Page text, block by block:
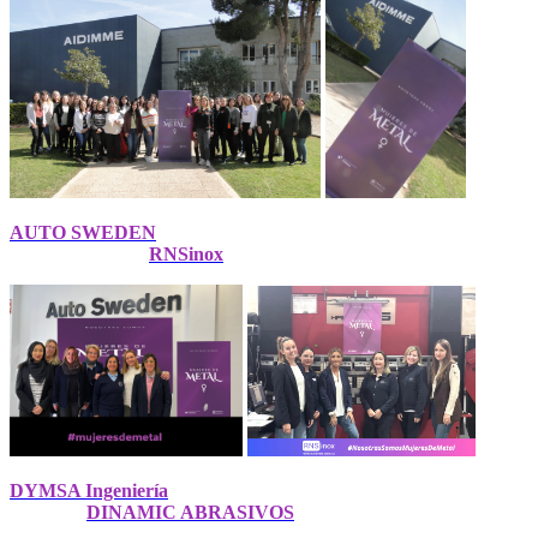
AUTO SWEDEN
RNSinox
DYMSA Ingeniería
DINAMIC ABRASIVOS